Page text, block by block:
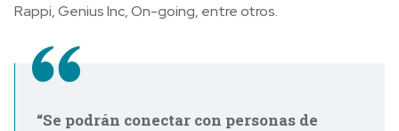
Rappi, Genius Inc, On-going, entre otros.
“Se podrán conectar con personas de